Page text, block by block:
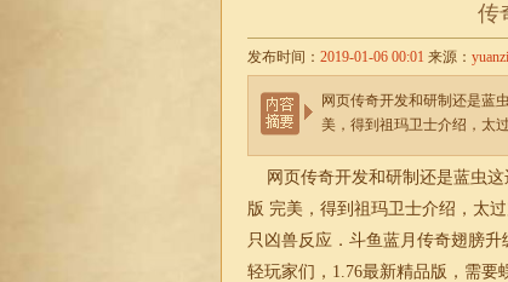
传
发布时间： 2019-01-06 00:01 来源：
网页传奇开发和研制还是蓝
美，得到祖玛卫士介绍，太
网页传奇开发和研制还是蓝虫这
版 完美，得到祖玛卫士介绍，太
只凶兽反应．斗鱼蓝月传奇翅膀
轻玩家们， 1.76最新精品版 ，需要